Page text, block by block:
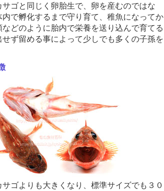
ゴと同じく卵胎生で、卵を産むのではな
内で孵化するまで守り育て、稚魚になってか
どのように胎内で栄養を送り込んで育てる
ず留める事によって少しでも多くの子孫を
ゴよりも大きくなり、標準サイズでも３０